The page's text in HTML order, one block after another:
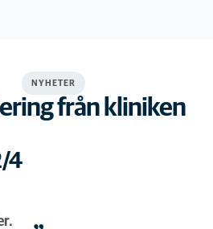
NYHETER
från kliniken
4